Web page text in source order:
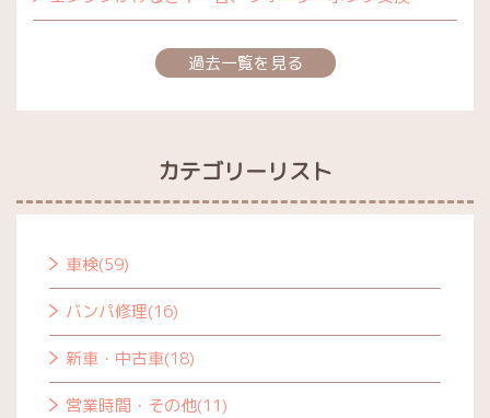
過去一覧を見る
カテゴリーリスト
車検(59)
バンパ修理(16)
新車・中古車(18)
営業時間・その他(11)